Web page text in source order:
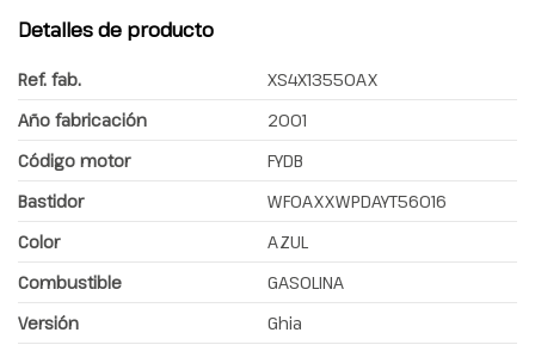
Detalles de producto
Ref. fab.
XS4X13550AX
Año fabricación
2001
Código motor
FYDB
Bastidor
WF0AXXWPDAYT56016
Color
AZUL
Combustible
GASOLINA
Versión
Ghia